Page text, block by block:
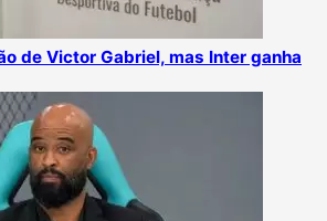
de Victor Gabriel, mas Inter ganha